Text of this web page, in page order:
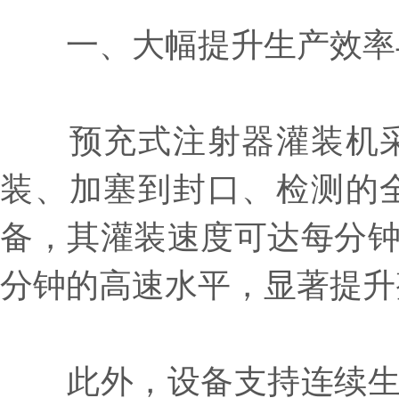
一、大幅提升生产效率
预充式注射器灌装机采
装、加塞到封口、检测的
备，其灌装速度可达每分
分钟的高速水平，显著提
此外，设备支持连续生